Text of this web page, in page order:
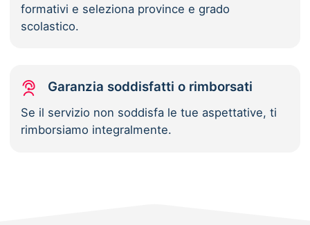
formativi e seleziona province e grado
scolastico.
Garanzia soddisfatti o rimborsati
Se il servizio non soddisfa le tue aspettative, ti
rimborsiamo integralmente.